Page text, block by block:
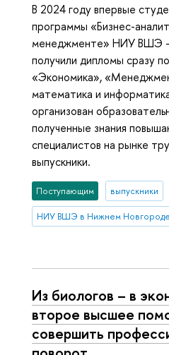
В 2024 году впервые
программы «Бизнес-
менеджменте» НИУ ВШЭ
получили дипломы сразу
«Экономика»,
математика и
организован
полученные знания
специалистов на рынке
выпускники.
Поступающим выпускники
НИУ ВШЭ в Нижнем Новгороде
Из биологов – в
второе высшее
совершить